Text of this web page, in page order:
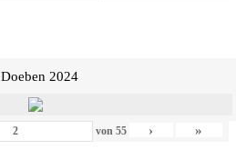
Doeben 2024
von 55 › »